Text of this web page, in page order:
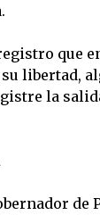
que
libertad,
la